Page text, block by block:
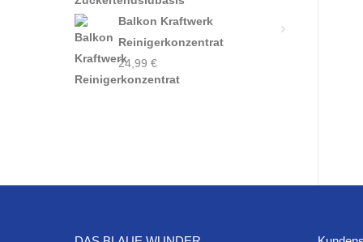
Balkon Kraftwerk
Reinigerkonzentrat
24,99 €